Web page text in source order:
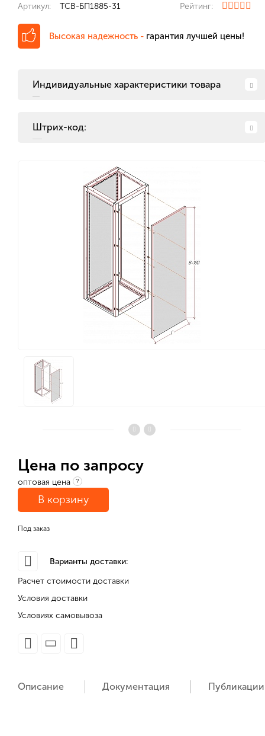
Артикул: ТСВ-БП1885-31 Рейтинг:
Высокая надежность - гарантия лучшей цены!
Индивидуальные характеристики товара
Штрих-код:
Цена по запросу
оптовая цена ?
В корзину
Под заказ
Варианты доставки:
Расчет стоимости доставки
Условия доставки
Условиях самовывоза
Описание Документация Публикации